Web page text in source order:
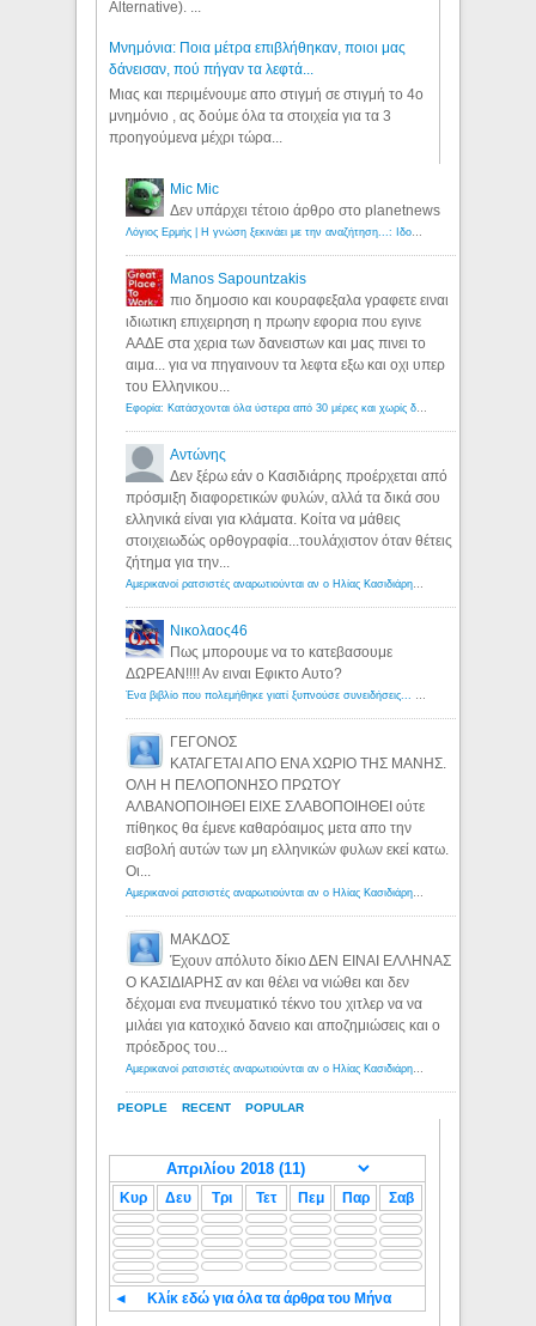
Alternative). ...
Μνημόνια: Ποια μέτρα επιβλήθηκαν, ποιοι μας
δάνεισαν, πού πήγαν τα λεφτά...
Μιας και περιμένουμε απο στιγμή σε στιγμή το 4ο
μνημόνιο , ας δούμε όλα τα στοιχεία για τα 3
προηγούμενα μέχρι τώρα...
PEOPLE RECENT POPULAR
Mic Mic
Δεν υπάρχει τέτοιο άρθρο στο planetnews
Λόγιος Ερμής | Η γνώση ξεκινάει με την αναζήτηση...: Ιδού οι 18 που χρωστούν 11 δις ευρώ!
Manos Sapountzakis
πιο δημοσιο και κουραφεξαλα γραφετε ειναι
ιδιωτικη επιχειρηση η πρωην εφορια που εγινε
ΑΑΔΕ στα χερια των δανειστων και μας πινει το
αιμα... για να πηγαινουν τα λεφτα εξω και οχι υπερ
του Ελληνικου...
Εφορία: Κατάσχονται όλα ύστερα από 30 μέρες και χωρίς δικαστικές αποφάσεις - Λόγιος Ερμής
Αντώνης
Δεν ξέρω εάν ο Κασιδιάρης προέρχεται από
πρόσμιξη διαφορετικών φυλών, αλλά τα δικά σου
ελληνικά είναι για κλάματα. Κοίτα να μάθεις
στοιχειωδώς ορθογραφία...τουλάχιστον όταν θέτεις
ζήτημα για την...
Αμερικανοί ρατσιστές αναρωτιούνται αν ο Ηλίας Κασιδιάρης ανήκει στη λευκή φυλή... - Λόγιος Ερμής
Νικολαος46
Πως μπορουμε να το κατεβασουμε
ΔΩΡΕΑΝ!!!! Αν ειναι Εφικτο Αυτο?
Ένα βιβλίο που πολεμήθηκε γιατί ξυπνούσε συνειδήσεις... - Λόγιος Ερμής | Η γνώση ξεκινάει με την αναζήτηση...
ΓΕΓΟΝΟΣ
ΚΑΤΑΓΕΤΑΙ ΑΠΟ ΕΝΑ ΧΩΡΙΟ ΤΗΣ ΜΑΝΗΣ.
ΟΛΗ Η ΠΕΛΟΠΟΝΗΣΟ ΠΡΩΤΟΥ
ΑΛΒΑΝΟΠΟΙΗΘΕΙ ΕΙΧΕ ΣΛΑΒΟΠΟΙΗΘΕΙ ούτε
πίθηκος θα έμενε καθαρόαιμος μετα απο την
εισβολή αυτών των μη ελληνικών φυλων εκεί κατω.
Οι...
Αμερικανοί ρατσιστές αναρωτιούνται αν ο Ηλίας Κασιδιάρης ανήκει στη λευκή φυλή... - Λόγιος Ερμής
ΜΑΚΔΟΣ
Έχουν απόλυτο δίκιο ΔΕΝ ΕΙΝΑΙ ΕΛΛΗΝΑΣ
Ο ΚΑΣΙΔΙΑΡΗΣ αν και θέλει να νιώθει και δεν
δέχομαι ενα πνευματικό τέκνο του χιτλερ να να
μιλάει για κατοχικό δανειο και αποζημιώσεις και ο
πρόεδρος του...
Αμερικανοί ρατσιστές αναρωτιούνται αν ο Ηλίας Κασιδιάρης ανήκει στη λευκή φυλή... - Λόγιος Ερμής
Κυρ Δευ Τρι Τετ Πεμ Παρ Σαβ
◄ Κλίκ εδώ για όλα τα άρθρα του Μήνα